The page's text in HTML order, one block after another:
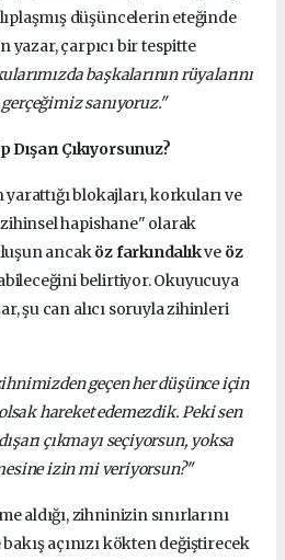
düşüncelerin eteğinde
çarpıcı bir tespitte
başkalarının rüyalarını
sanıyoruz."
Çıkıyorsunuz?
blokajları, korkuları ve
hapishane" olarak
ancaköz farkındalıkve öz
belirtiyor. Okuyucuya
şu can alıcı soruyla zihinleri
geçen her düşünce için
hareket edemezdik. Peki sen
çıkmayı seçiyorsun, yoksa
izin mi veriyorsun?"
aldığı, zihninizin sınırlarını
açınızı kökten değiştirecek